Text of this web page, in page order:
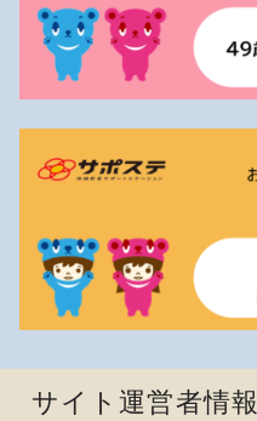
サイト運営者情報